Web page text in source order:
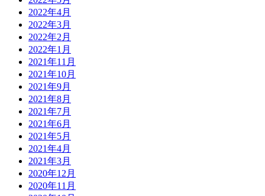
2022年4月
2022年3月
2022年2月
2022年1月
2021年11月
2021年10月
2021年9月
2021年8月
2021年7月
2021年6月
2021年5月
2021年4月
2021年3月
2020年12月
2020年11月